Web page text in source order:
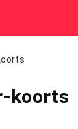
koorts